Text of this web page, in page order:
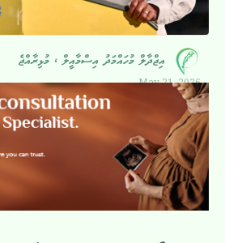
އިޖްދާލް މުހައްމަދު އިސްމާއީލް ، މުޅިރާއްޖެ
May 21, 2026